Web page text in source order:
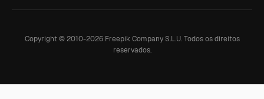
Copyright © 2010-2026Freepik Company S.L.U. Todos os direitos
reservados.